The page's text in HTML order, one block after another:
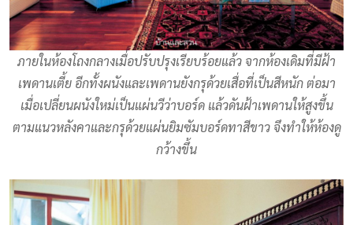
ภายในห้องโถงกลางเมื่อปรับปรุงเรียบร้อยแล้ว จากห้องเดิมที่มีฝ้า
เพดานเตี้ย อีกทั้งผนังและเพดานยังกรุด้วยเสื่อที่เป็นสีหนัก ต่อมา
เมื่อเปลี่ยนผนังใหม่เป็นแผ่นวีว่าบอร์ด แล้วดันฝ้าเพดานให้สูงขึ้น
ตามแนวหลังคาและกรุด้วยแผ่นยิมซัมบอร์ดทาสีขาว จึงทำให้ห้องดู
กว้างขึ้น